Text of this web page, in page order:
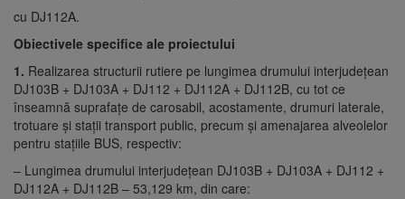
cu DJ112A.
Obiectivele specifice ale proiectului
1. Realizarea structurii rutiere pe lungimea drumului interjudeţean
DJ103B + DJ103A + DJ112 + DJ112A + DJ112B, cu tot ce
înseamnă suprafaţe de carosabil, acostamente, drumuri laterale,
trotuare şi stații transport public, precum şi amenajarea alveolelor
pentru stațiile BUS, respectiv:
– Lungimea drumului interjudeţean DJ103B + DJ103A + DJ112 +
DJ112A + DJ112B – 53,129 km, din care: